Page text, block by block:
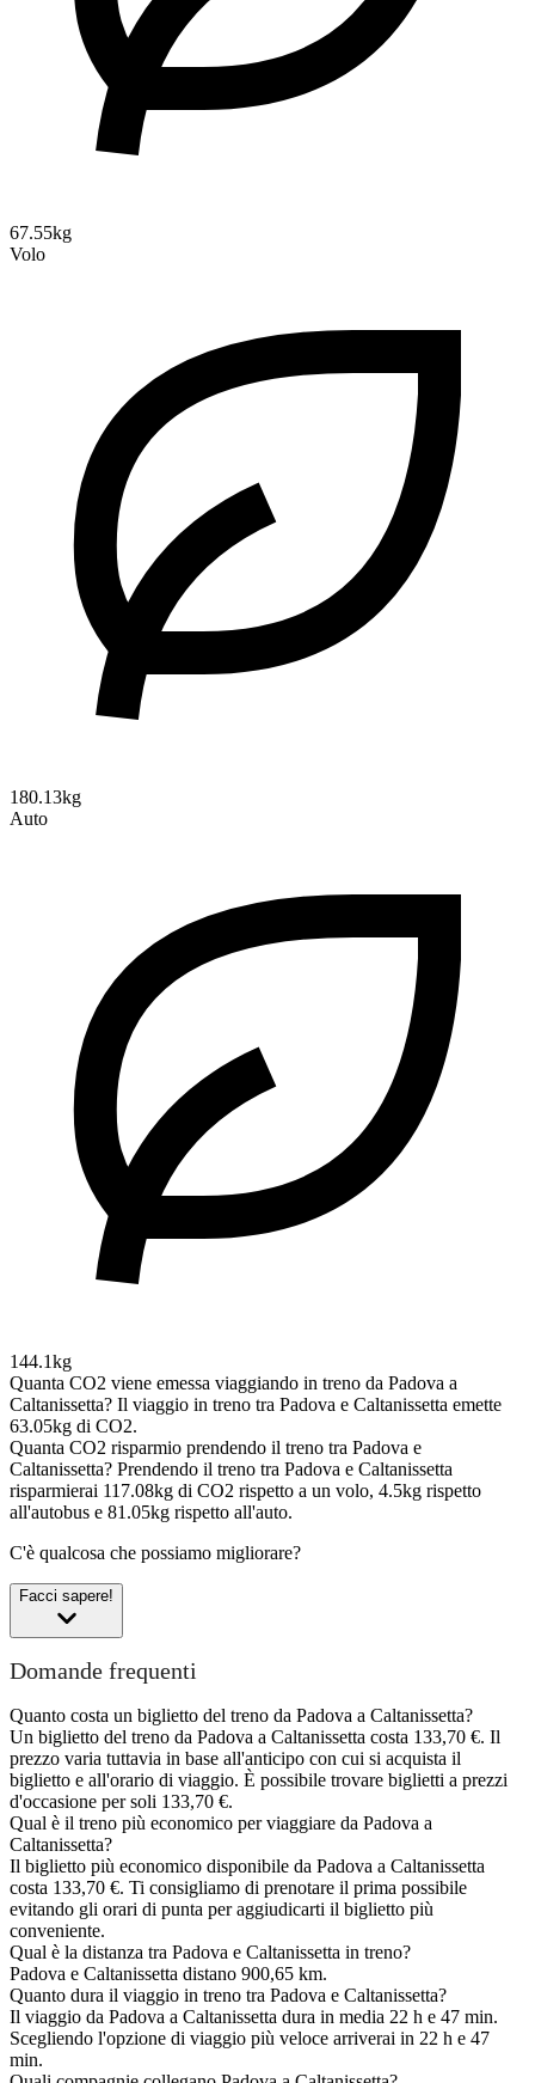
67.55kg
Volo
180.13kg
Auto
144.1kg
Quanta CO2 viene emessa viaggiando in treno da Padova a
Caltanissetta? Il viaggio in treno tra Padova e Caltanissetta emette
63.05kg di CO2.
Quanta CO2 risparmio prendendo il treno tra Padova e
Caltanissetta? Prendendo il treno tra Padova e Caltanissetta
risparmierai 117.08kg di CO2 rispetto a un volo, 4.5kg rispetto
all'autobus e 81.05kg rispetto all'auto.
C'è qualcosa che possiamo migliorare?
Facci sapere!
Domande frequenti
Quanto costa un biglietto del treno da Padova a Caltanissetta?
Un biglietto del treno da Padova a Caltanissetta costa 133,70 €. Il
prezzo varia tuttavia in base all'anticipo con cui si acquista il
biglietto e all'orario di viaggio. È possibile trovare biglietti a prezzi
d'occasione per soli 133,70 €.
Qual è il treno più economico per viaggiare da Padova a
Caltanissetta?
Il biglietto più economico disponibile da Padova a Caltanissetta
costa 133,70 €. Ti consigliamo di prenotare il prima possibile
evitando gli orari di punta per aggiudicarti il biglietto più
conveniente.
Qual è la distanza tra Padova e Caltanissetta in treno?
Padova e Caltanissetta distano 900,65 km.
Quanto dura il viaggio in treno tra Padova e Caltanissetta?
Il viaggio da Padova a Caltanissetta dura in media 22 h e 47 min.
Scegliendo l'opzione di viaggio più veloce arriverai in 22 h e 47
min.